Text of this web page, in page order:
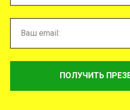
ПОЛУЧИТЬ